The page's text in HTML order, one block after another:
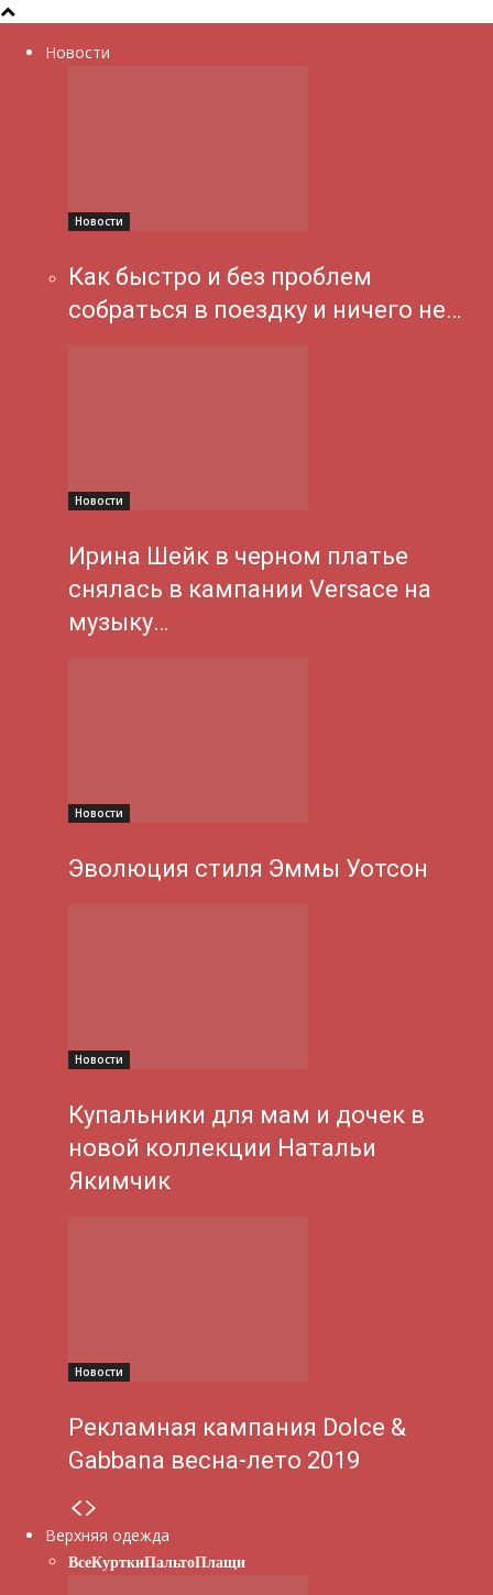
Новости
Новости
Как быстро и без проблем
собраться в поездку и ничего не…
Новости
Ирина Шейк в черном платье
снялась в кампании Versace на
музыку…
Новости
Эволюция стиля Эммы Уотсон
Новости
Купальники для мам и дочек в
новой коллекции Натальи
Якимчик
Новости
Рекламная кампания Dolce &
Gabbana весна-лето 2019
Верхняя одежда
ВсеКурткиПальтоПлащи